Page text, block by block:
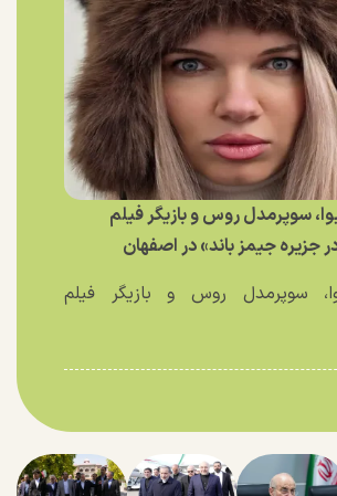
سوپرمدل روس و بازیگر فیلم
جزیره جیمز باند» در اصفهان
سوپرمدل روس و بازیگر فیلم